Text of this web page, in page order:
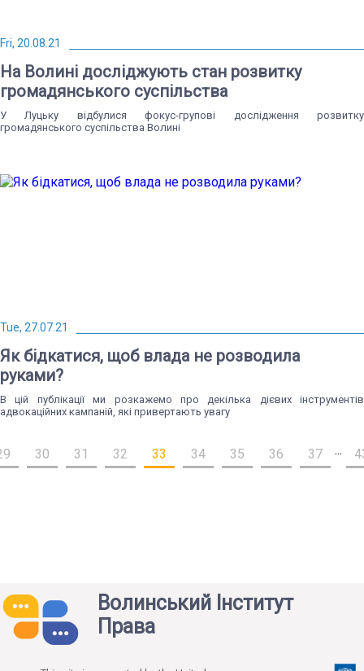
Fri, 20.08.21
На Волині досліджують стан розвитку
громадянського суспільства
У Луцьку відбулися фокус-групові дослідження розвитку
громадянського суспільства Волині
Tue, 27.07.21
Як бідкатися, щоб влада не розводила
руками?
В цій публікації ми розкажемо про декілька дієвих інструментів
адвокаційних кампаній, які привертають увагу
30 31 32 33 34 35 36 37 ...
Волинський Інститут
Права